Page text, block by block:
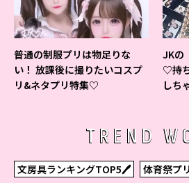
普通の制服プリは物足りな
い！ 放課後に撮りたいコスプ
リ&ネタプリ特集♡
JKの
♡持
しち
TREND
文房具ランキングTOP5🖊
体育祭プ